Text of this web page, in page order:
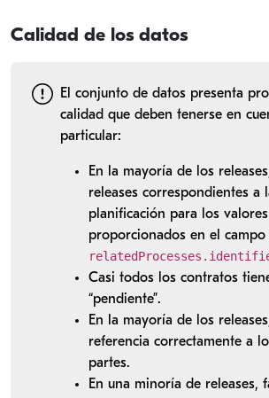
Calidad de los datos
El conjunto de datos presenta
calidad que deben tenerse en
particular:
En la mayoría de los
releases correspondientes a
planificación para los valores
proporcionados en el campo
Casi todos los contratos
“pendiente”.
En la mayoría de los
referencia correctamente a
partes.
En una minoría de releases,